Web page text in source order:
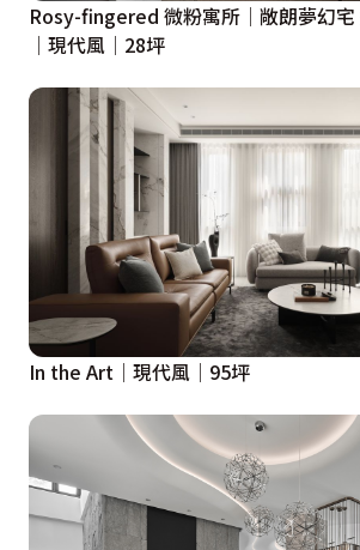
Rosy-fingered 微粉寓所│敞朗夢幻宅
│現代風│28坪
In the Art│現代風│95坪